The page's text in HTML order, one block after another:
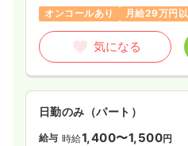
オンコールあり
月給29万円
気になる
日勤のみ（パート）
給与 時給1,400〜1,500円